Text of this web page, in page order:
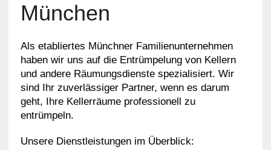
München
Als etabliertes Münchner Familienunternehmen
haben wir uns auf die Entrümpelung von Kellern
und andere Räumungsdienste spezialisiert. Wir
sind Ihr zuverlässiger Partner, wenn es darum
geht, Ihre Kellerräume professionell zu
entrümpeln.
Unsere Dienstleistungen im Überblick: